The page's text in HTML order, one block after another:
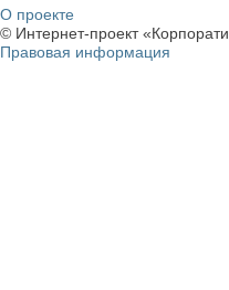
О проекте
© Интернет-проект
Правовая информация